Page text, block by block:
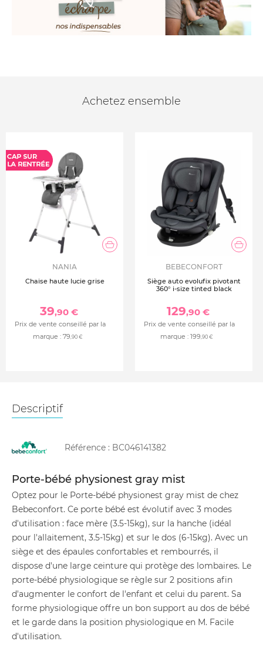
Achetez ensemble
NANIA
Chaise haute lucie grise
39,90 €
Prix de vente conseillé par la
marque : 79 ,90 €
BEBECONFORT
Siège auto evolufix pivotant
360° i-size tinted black
129,90 €
Prix de vente conseillé par la
marque : 199 ,90 €
Descriptif
Référence : BC046141382
Porte-bébé physionest gray mist
Optez pour le Porte-bébé physionest gray mist de chez
Bebeconfort. Ce porte bébé est évolutif avec 3 modes
d'utilisation : face mère (3.5-15kg), sur la hanche (idéal
pour l'allaitement, 3.5-15kg) et sur le dos (6-15kg). Avec un
siège et des épaules confortables et rembourrés, il
dispose d'une large ceinture qui protège des lombaires. Le
porte-bébé physiologique se règle sur 2 positions afin
d'augmenter le confort de l'enfant et celui du parent. Sa
forme physiologique offre un bon support au dos de bébé
et le garde dans la position physiologique en M. Facile
d'utilisation.